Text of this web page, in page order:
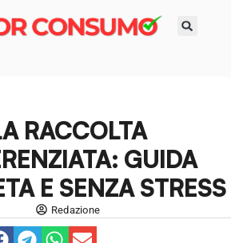
RACCOLTA
GUIDA
E SENZA STRESS
Redazione